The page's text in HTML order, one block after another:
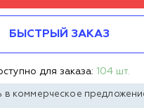
БЫСТРЫЙ ЗАКАЗ
для заказа: 104 шт.
в коммерческое